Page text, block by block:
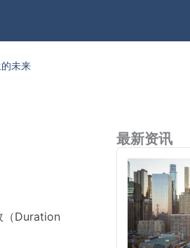
未来
（Duration
最新资讯